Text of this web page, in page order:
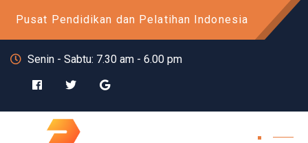
Pusat Pendidikan dan Pelatihan Indonesia
Senin - Sabtu: 7.30 am - 6.00 pm